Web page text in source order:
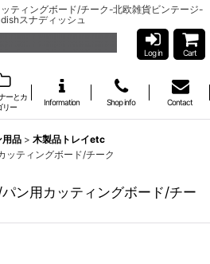
ティングボード/チーク-北欧雑貨ビンテージ-
スナディッシュ
Log in Cart
ーとカ
リー
Information Shop info Contact
用品 > 木製品トレイetc
ッティングボード/チーク
ン用カッティングボード/チー